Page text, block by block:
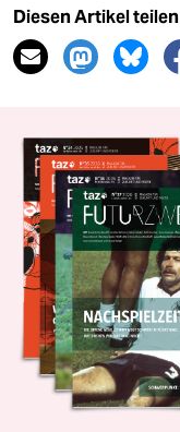
Diesen Artikel teilen